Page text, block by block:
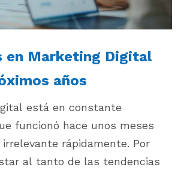
en Marketing Digital
años
está en constante
funcionó hace unos meses
rápidamente. Por
al tanto de las tendencias